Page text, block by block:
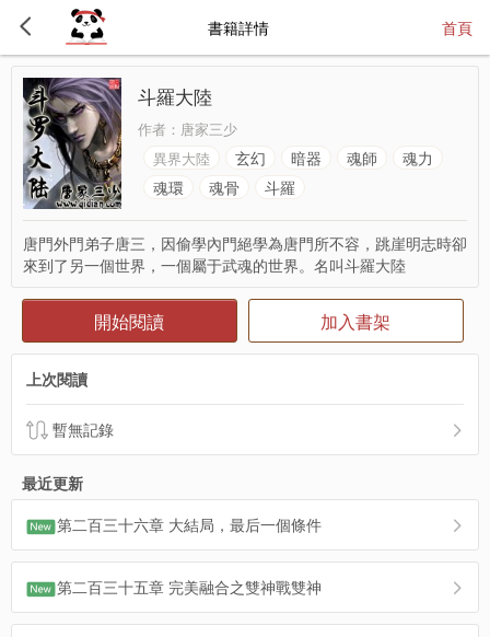
書籍詳情 首頁
斗羅大陸
作者： 唐家三少
異界大陸
玄幻 暗器 魂師
魂力
魂環
魂骨 斗羅
唐門外門弟子唐三，因偷學內門絕學為唐門所不容，跳崖明志時卻
來到了另一個世界，一個屬于武魂的世界。名叫斗羅大陸
開始閱讀 加入書架
上次閱讀
暫無記錄
最近更新
第二百三十六章 大結局，最后一個條件
第二百三十五章 完美融合之雙神戰雙神